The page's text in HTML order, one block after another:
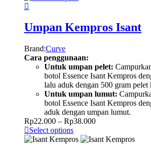
Umpan Kempros Isant
Brand:Curve
Cara penggunaan:
Untuk umpan pelet:
botol Essence Isant Kempros
lalu aduk dengan 500 gram pelet
Untuk umpan lumut:
botol Essence Isant Kempros
aduk dengan umpan lumut.
Rp22.000 – Rp38.000
Select options